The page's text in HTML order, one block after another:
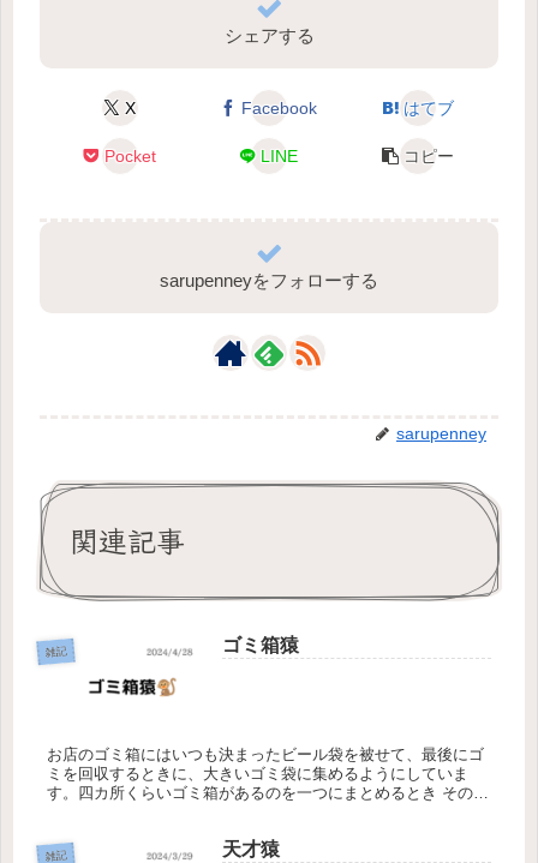
シェアする
X Facebook はてブ
Pocket LINE コピー
sarupenneyをフォローする
sarupenney
関連記事
雑記 ゴミ箱猿
お店のゴミ箱にはいつも決まったビール袋を被せて、最後にゴ
ミを回収するときに、大きいゴミ袋に集めるようにしていま
す。四カ所くらいゴミ箱があるのを一つにまとめるとき その時
雑記 天才猿